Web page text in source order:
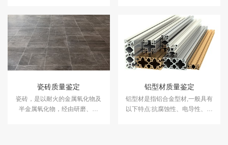
定耐火性的防火分隔物。中科检
测可提供防火门质量鉴定服务。
瓷砖质量鉴定
瓷砖，是以耐火的金属氧化物及
半金属氧化物，经由研磨、混
铝型材质量鉴定
铝型材是指铝合金型材,一般具有
以下特点:抗腐蚀性、电导性、热